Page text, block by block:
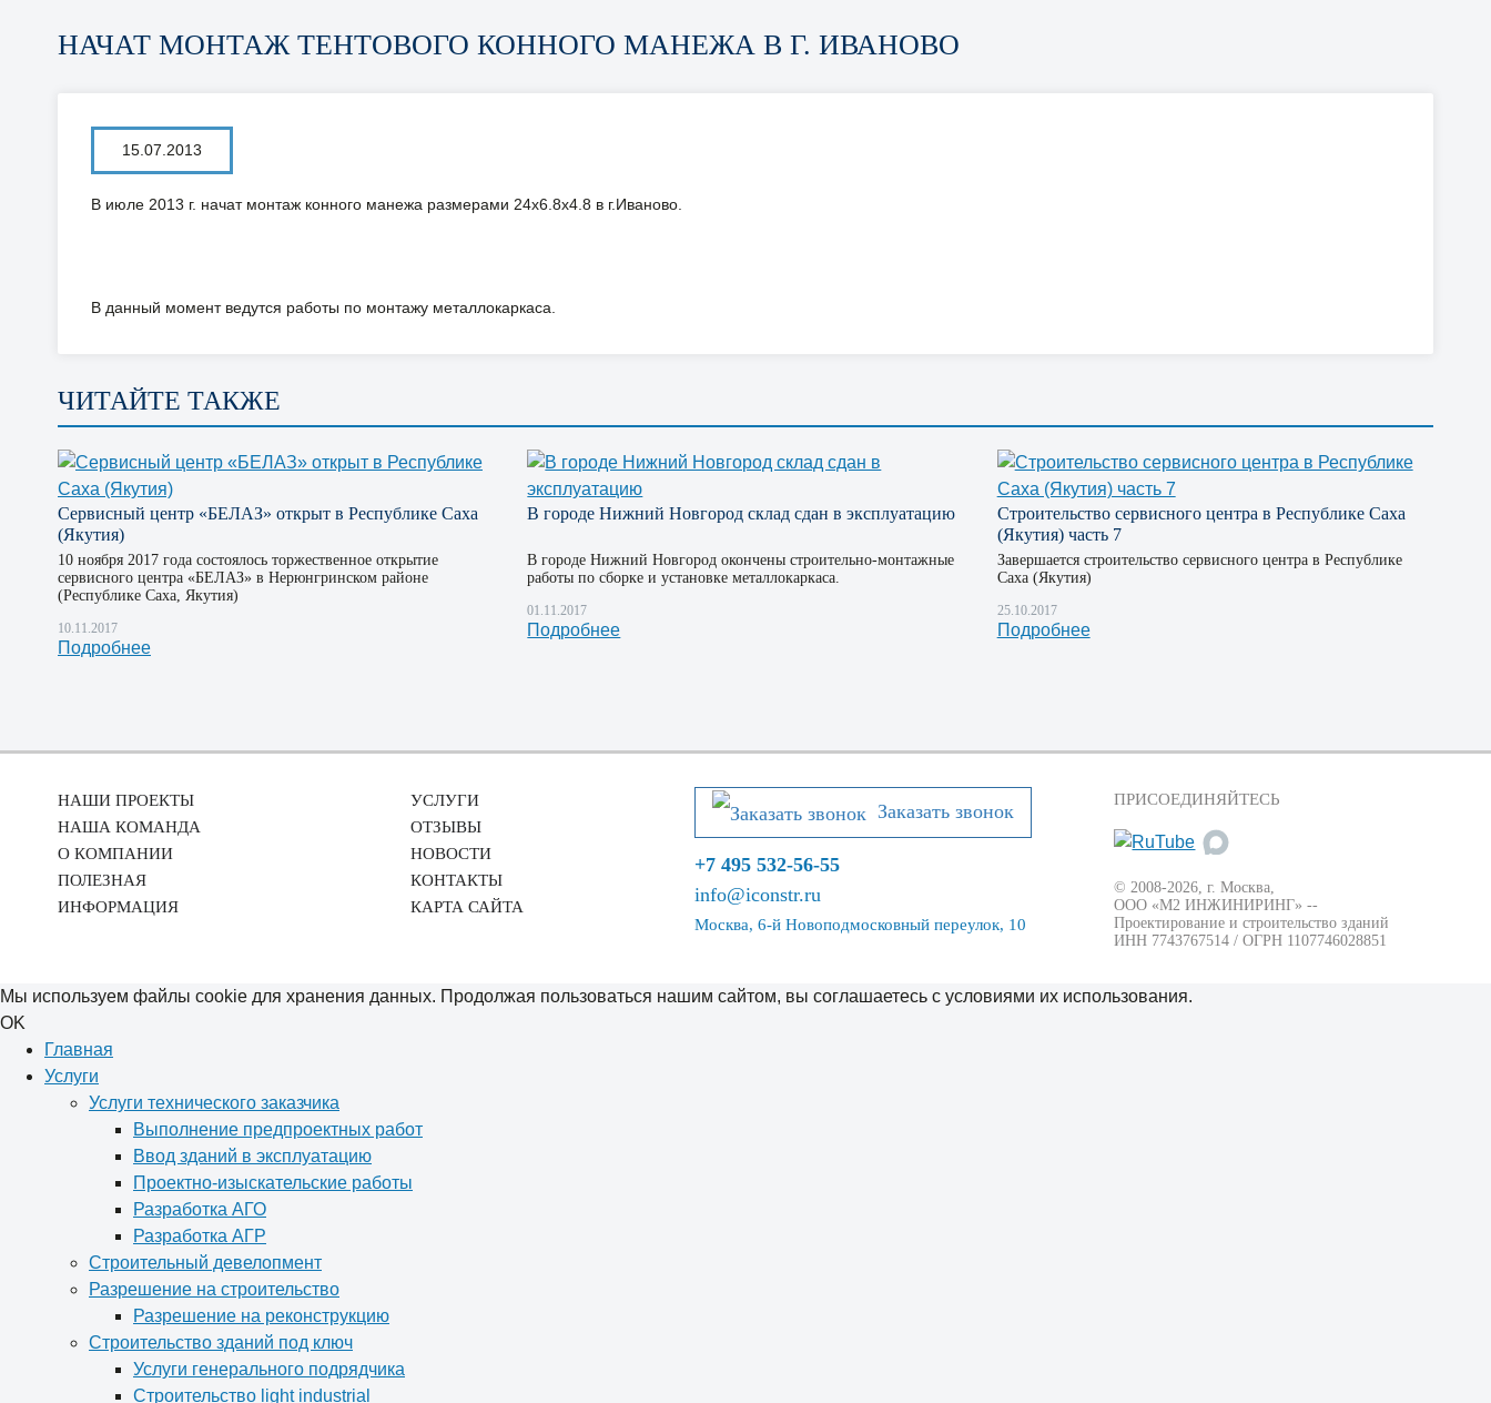
НАЧАТ МОНТАЖ ТЕНТОВОГО КОННОГО МАНЕЖА В Г. ИВАНОВО
15.07.2013
В июле 2013 г. начат монтаж конного манежа размерами 24х6.8х4.8 в г.Иваново.
В данный момент ведутся работы по монтажу металлокаркаса.
ЧИТАЙТЕ ТАКЖЕ
Сервисный центр «БЕЛАЗ» открыт в Республике Саха
(Якутия)
10 ноября 2017 года состоялось торжественное открытие
сервисного центра «БЕЛАЗ» в Нерюнгринском районе
(Республике Саха, Якутия)
10.11.2017
Подробнее
В городе Нижний Новгород склад сдан в эксплуатацию
В городе Нижний Новгород окончены строительно-монтажные
работы по сборке и установке металлокаркаса.
01.11.2017
Подробнее
Строительство сервисного центра в Республике Саха
(Якутия) часть 7
Завершается строительство сервисного центра в Республике
Саха (Якутия)
25.10.2017
Подробнее
НАШИ ПРОЕКТЫ
НАША КОМАНДА
О КОМПАНИИ
ПОЛЕЗНАЯ
ИНФОРМАЦИЯ
УСЛУГИ
ОТЗЫВЫ
НОВОСТИ
КОНТАКТЫ
КАРТА САЙТА
Заказать звонок
+7 495 532-56-55
info@iconstr.ru
Москва, 6-й Новоподмосковный переулок, 10
ПРИСОЕДИНЯЙТЕСЬ
© 2008-2026, г. Москва,
ООО «М2 ИНЖИНИРИНГ» --
Проектирование и строительство зданий
ИНН 7743767514 / ОГРН 1107746028851
Мы используем файлы cookie для хранения данных. Продолжая пользоваться нашим сайтом, вы соглашаетесь с условиями их использования.
OK
Главная
Услуги
Услуги технического заказчика
Выполнение предпроектных работ
Ввод зданий в эксплуатацию
Проектно-изыскательские работы
Разработка АГО
Разработка АГР
Строительный девелопмент
Разрешение на строительство
Разрешение на реконструкцию
Строительство зданий под ключ
Услуги генерального подрядчика
Строительство light industrial